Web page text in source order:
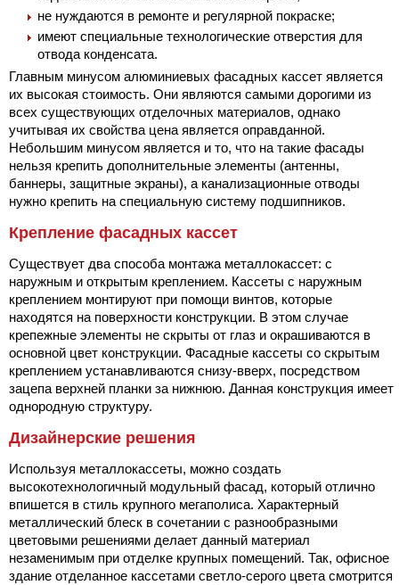
не нуждаются в ремонте и регулярной покраске;
имеют специальные технологические отверстия для
отвода конденсата.
Главным минусом алюминиевых фасадных кассет является
их высокая стоимость. Они являются самыми дорогими из
всех существующих отделочных материалов, однако
учитывая их свойства цена является оправданной.
Небольшим минусом является и то, что на такие фасады
нельзя крепить дополнительные элементы (антенны,
баннеры, защитные экраны), а канализационные отводы
нужно крепить на специальную систему подшипников.
Крепление фасадных кассет
Существует два способа монтажа металлокассет: с
наружным и открытым креплением. Кассеты с наружным
креплением монтируют при помощи винтов, которые
находятся на поверхности конструкции. В этом случае
крепежные элементы не скрыты от глаз и окрашиваются в
основной цвет конструкции. Фасадные кассеты со скрытым
креплением устанавливаются снизу-вверх, посредством
зацепа верхней планки за нижнюю. Данная конструкция имеет
однородную структуру.
Дизайнерские решения
Используя металлокассеты, можно создать
высокотехнологичный модульный фасад, который отлично
впишется в стиль крупного мегаполиса. Характерный
металлический блеск в сочетании с разнообразными
цветовыми решениями делает данный материал
незаменимым при отделке крупных помещений. Так, офисное
здание отделанное кассетами светло-серого цвета смотрится